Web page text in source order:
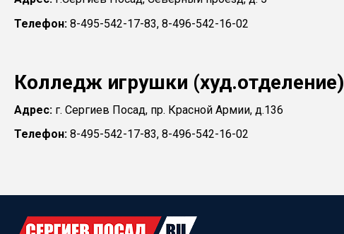
Телефон: 8-495-542-17-83, 8-496-542-16-02
Колледж игрушки (худ.отделение)
Адрес: г. Сергиев Посад, пр. Красной Армии, д.136
Телефон: 8-495-542-17-83, 8-496-542-16-02